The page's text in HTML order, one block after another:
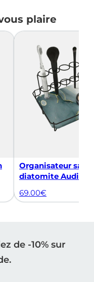
plaire
Organisateur salle
diatomite Audia
69.00€
de -10% sur